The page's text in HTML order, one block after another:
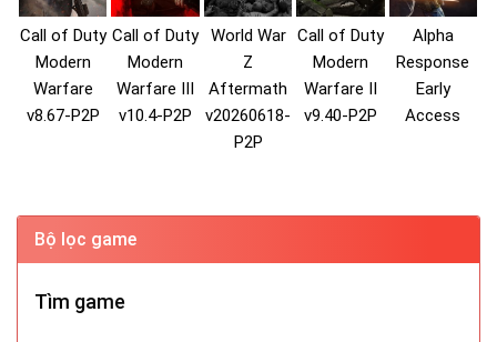
Call of Duty
Modern
Warfare
v8.67-P2P
Call of Duty
Modern
Warfare III
v10.4-P2P
World War
Z
Aftermath
v20260618-
P2P
Call of Duty
Modern
Warfare II
v9.40-P2P
Alpha
Response
Early
Access
Bộ lọc game
Tìm game